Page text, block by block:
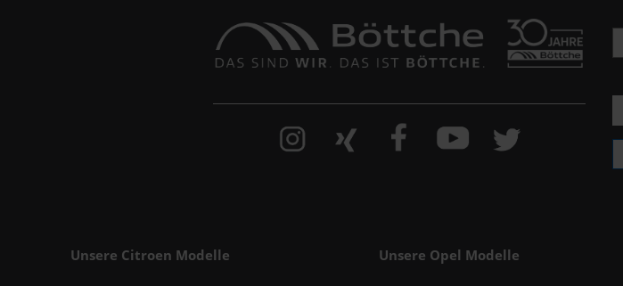
Unsere Citroen Modelle Unsere Opel Modelle